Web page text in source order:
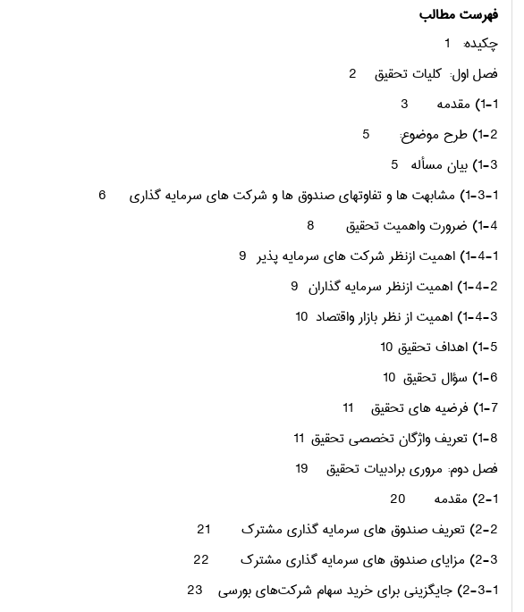
فهرست مطالب
چکیده: 1
فصل اول: کلیات تحقیق
2
1-1) مقدمه
3
1-2) طرح موضوع:
5
1-3) بیان مسأله
5
1-3-1) مشابهت ها و تفاوتهای صندوق ها و شرکت های سرمایه گذاری
6
1-4) ضرورت واهمیت تحقیق
8
1-4-1) اهمیت ازنظر شرکت های سرمایه پذیر
9
1-4-2) اهمیت ازنظر سرمایه گذاران
9
1-4-3) اهمیت از نظر بازار واقتصاد
10
1-5) اهداف تحقیق
10
1-6) سؤال تحقیق
10
1-7) فرضیه های تحقیق
11
1-8) تعریف واژگان تخصصی تحقیق
11
فصل دوم: مروری برادبیات تحقیق
19
2-1) مقدمه
20
2-2) تعریف صندوق های سرمایه گذاری مشترک
21
2-3) مزایای صندوق های سرمایه گذاری مشترک
22
2-3-1) جایگزینی برای خرید سهام شركت‌های بورسی
23